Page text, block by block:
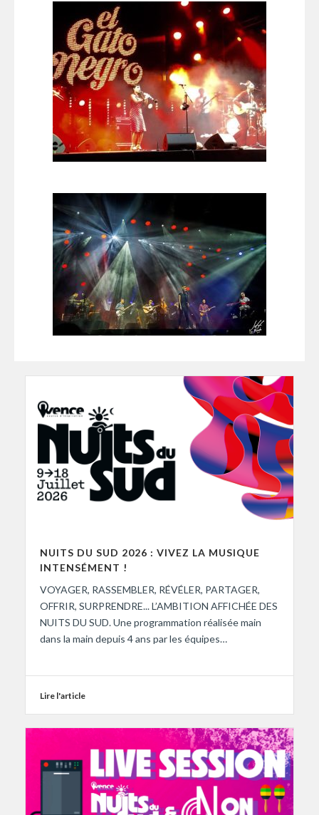
NUITS DU SUD 2026 : VIVEZ LA MUSIQUE
INTENSÉMENT !
VOYAGER, RASSEMBLER, RÉVÉLER, PARTAGER,
OFFRIR, SURPRENDRE... L’AMBITION AFFICHÉE DES
NUITS DU SUD. Une programmation réalisée main
dans la main depuis 4 ans par les équipes…
Lire l'article